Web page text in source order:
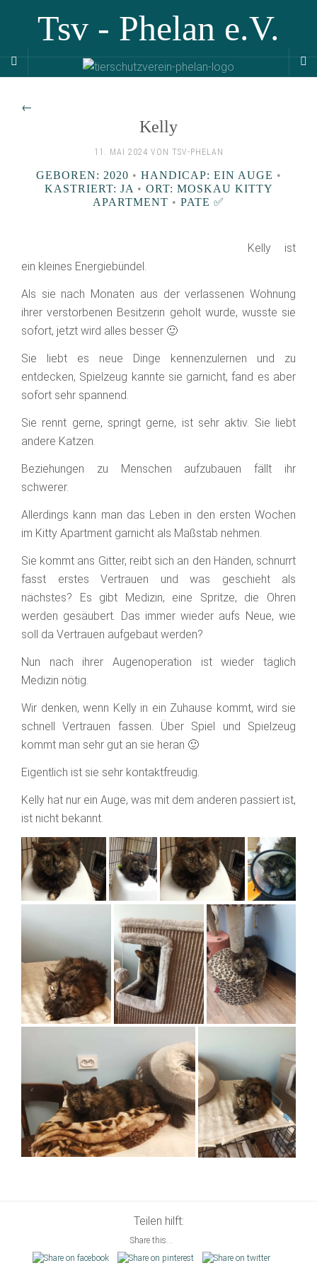
Tsv - Phelan e.V.
←
Kelly
11. MAI 2024 VON TSV-PHELAN
GEBOREN: 2020 • HANDICAP: EIN AUGE •
KASTRIERT: JA • ORT: MOSKAU KITTY
APARTMENT • PATE ✅️
Kelly ist
ein kleines Energiebündel.
Als sie nach Monaten aus der verlassenen Wohnung
ihrer verstorbenen Besitzerin geholt wurde, wusste sie
sofort, jetzt wird alles besser 🙂
Sie liebt es neue Dinge kennenzulernen und zu
entdecken, Spielzeug kannte sie garnicht, fand es aber
sofort sehr spannend.
Sie rennt gerne, springt gerne, ist sehr aktiv. Sie liebt
andere Katzen.
Beziehungen zu Menschen aufzubauen fällt ihr
schwerer.
Allerdings kann man das Leben in den ersten Wochen
im Kitty Apartment garnicht als Maßstab nehmen.
Sie kommt ans Gitter, reibt sich an den Händen, schnurrt
fasst erstes Vertrauen und was geschieht als
nächstes? Es gibt Medizin, eine Spritze, die Ohren
werden gesäubert. Das immer wieder aufs Neue, wie
soll da Vertrauen aufgebaut werden?
Nun nach ihrer Augenoperation ist wieder täglich
Medizin nötig.
Wir denken, wenn Kelly in ein Zuhause kommt, wird sie
schnell Vertrauen fassen. Über Spiel und Spielzeug
kommt man sehr gut an sie heran 🙂
Eigentlich ist sie sehr kontaktfreudig.
Kelly hat nur ein Auge, was mit dem anderen passiert ist,
ist nicht bekannt.
Teilen hilft:
Share this...